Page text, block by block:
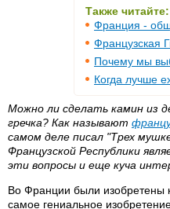
Также читайте:
Франция -
Французская
Почему мы
Когда лучше
Можно ли сделать камин из
гречка? Как называют
самом деле писал "Трех
Французской Республики
эти вопросы и еще куча
Во Франции были изобретены
самое гениальное